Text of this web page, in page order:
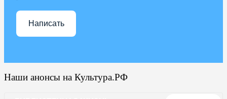
Написать
Наши анонсы на Культура.РФ